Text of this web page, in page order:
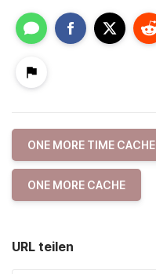
ONE MORE TIME CACHE
ONE MORE CACHE
URL teilen